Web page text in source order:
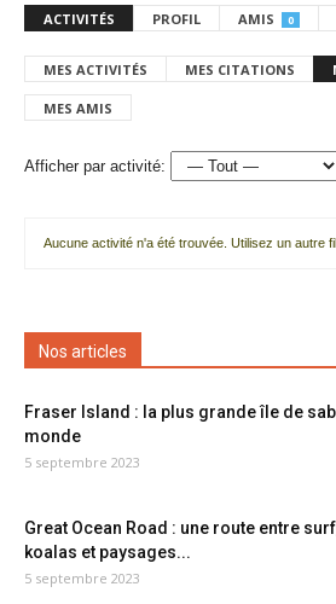
ACTIVITÉS PROFIL AMIS 0
MES ACTIVITÉS MES CITATIONS
MES AMIS
Afficher par activité:
Aucune activité n'a été trouvée. Utilisez un autre
Nos articles
Fraser Island : la plus grande île de
monde
5 septembre 2023
Great Ocean Road : une route entre
koalas et paysages...
5 septembre 2023